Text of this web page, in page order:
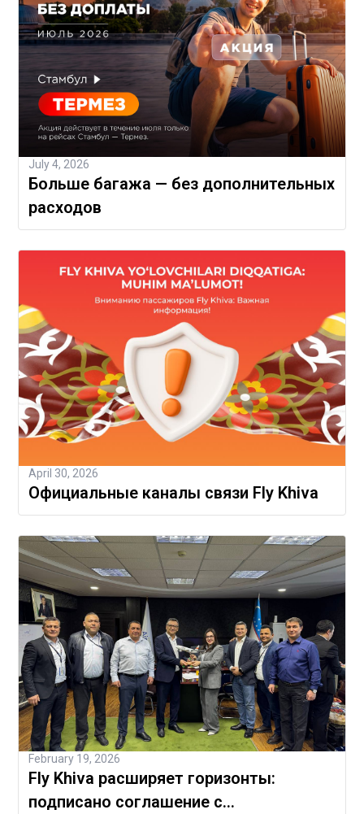
July 4, 2026
Больше багажа — без дополнительных
расходов
April 30, 2026
Официальные каналы связи Fly Khiva
February 19, 2026
Fly Khiva расширяет горизонты:
подписано соглашение с